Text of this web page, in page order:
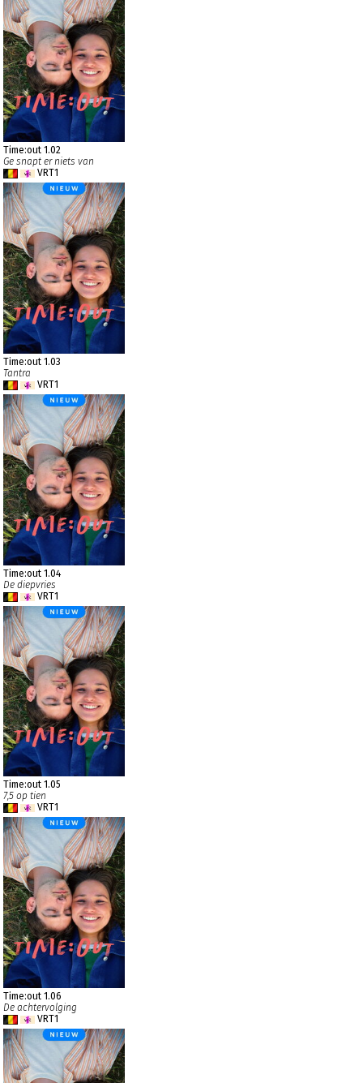
Time:out 1.02
Ge snapt er niets van
VRT1
Time:out 1.03
Tantra
VRT1
Time:out 1.04
De diepvries
VRT1
Time:out 1.05
7,5 op tien
VRT1
Time:out 1.06
De achtervolging
VRT1